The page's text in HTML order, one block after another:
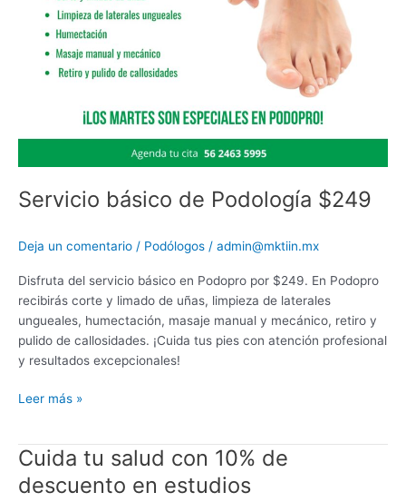
Servicio básico de Podología $249
Deja un comentario / Podólogos / admin@mktiin.mx
Disfruta del servicio básico en Podopro por $249. En Podopro
recibirás corte y limado de uñas, limpieza de laterales
ungueales, humectación, masaje manual y mecánico, retiro y
pulido de callosidades. ¡Cuida tus pies con atención profesional
y resultados excepcionales!
Leer más »
Cuida tu salud con 10% de
descuento en estudios
Cuida
tu
salud